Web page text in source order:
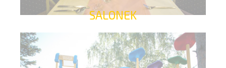
SALONEK